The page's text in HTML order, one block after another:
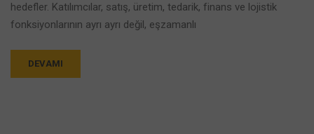
hedefler. Katılımcılar, satış, üretim, tedarik, finans ve lojistik
fonksiyonlarının ayrı ayrı değil, eşzamanlı
DEVAMI